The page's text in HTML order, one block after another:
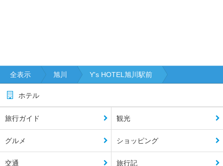
全表示 旭川 Y's HOTEL旭川駅前
ホテル
旅行ガイド 観光
グルメ ショッピング
交通 旅行記